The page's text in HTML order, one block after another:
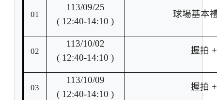
01
113/09/25
( 12:40-14:10 )
球場基本
02
113/10/02
( 12:40-14:10 )
握拍
03
113/10/09
( 12:40-14:10 )
握拍